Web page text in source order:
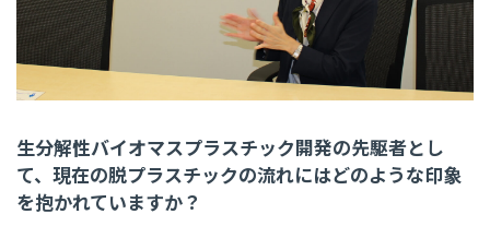
生分解性バイオマスプラスチック開発の先駆者とし
て、現在の脱プラスチックの流れにはどのような印象
を抱かれていますか？